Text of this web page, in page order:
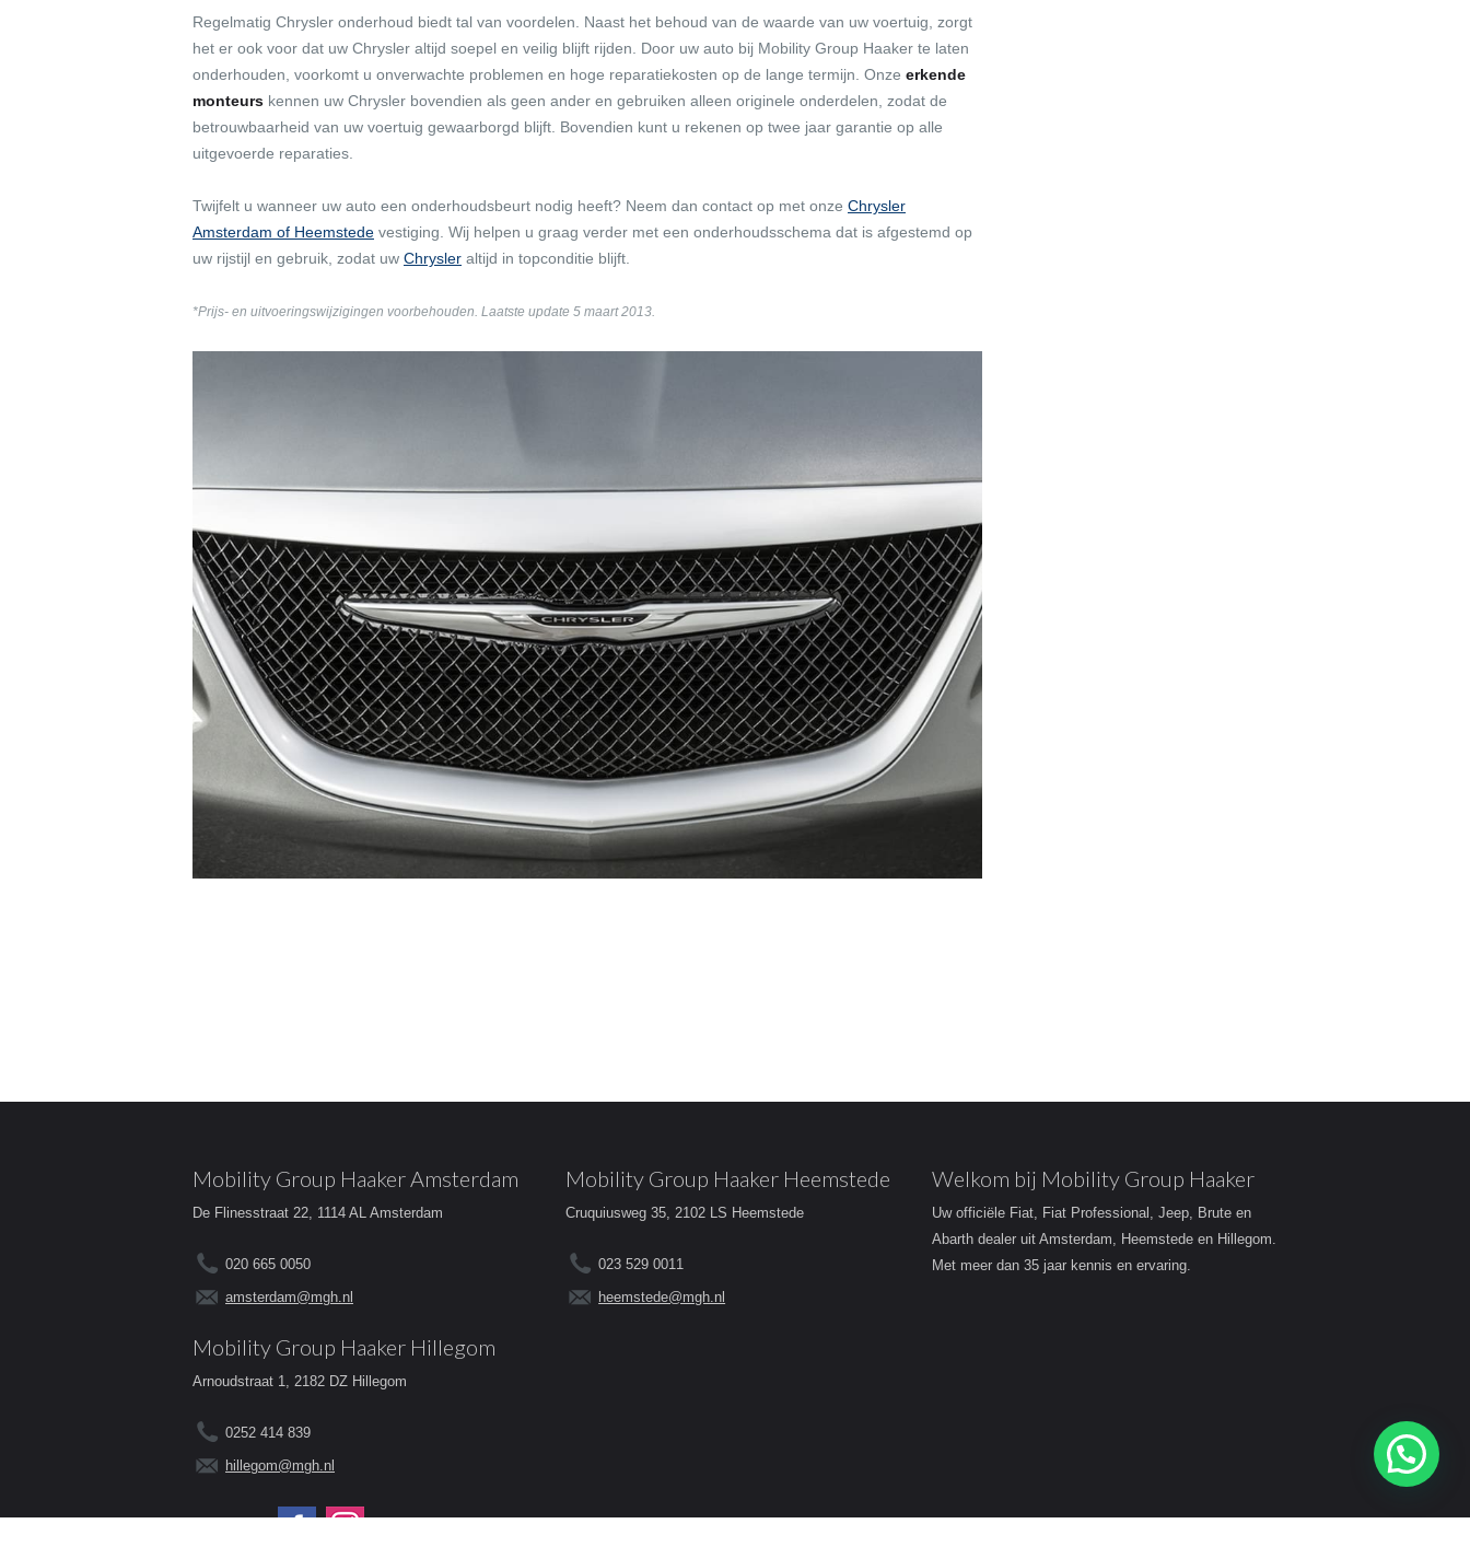
Regelmatig Chrysler onderhoud biedt tal van voordelen. Naast het behoud van de waarde van uw voertuig, zorgt
het er ook voor dat uw Chrysler altijd soepel en veilig blijft rijden. Door uw auto bij Mobility Group Haaker te laten
onderhouden, voorkomt u onverwachte problemen en hoge reparatiekosten op de lange termijn. Onze erkende
monteurs kennen uw Chrysler bovendien als geen ander en gebruiken alleen originele onderdelen, zodat de
betrouwbaarheid van uw voertuig gewaarborgd blijft. Bovendien kunt u rekenen op twee jaar garantie op alle
uitgevoerde reparaties.
Twijfelt u wanneer uw auto een onderhoudsbeurt nodig heeft? Neem dan contact op met onze Chrysler
Amsterdam of Heemstede vestiging. Wij helpen u graag verder met een onderhoudsschema dat is afgestemd op
uw rijstijl en gebruik, zodat uw Chrysler altijd in topconditie blijft.
*Prijs- en uitvoeringswijzigingen voorbehouden. Laatste update 5 maart 2013.
Mobility Group Haaker Amsterdam
De Flinesstraat 22, 1114 AL Amsterdam
020 665 0050
amsterdam@mgh.nl
Mobility Group Haaker Heemstede
Cruquiusweg 35, 2102 LS Heemstede
023 529 0011
heemstede@mgh.nl
Mobility Group Haaker Hillegom
Arnoudstraat 1, 2182 DZ Hillegom
0252 414 839
hillegom@mgh.nl
Volg ons op:
Welkom bij Mobility Group Haaker
Uw officiële Fiat, Fiat Professional, Jeep, Brute en
Abarth dealer uit Amsterdam, Heemstede en Hillegom.
Met meer dan 35 jaar kennis en ervaring.